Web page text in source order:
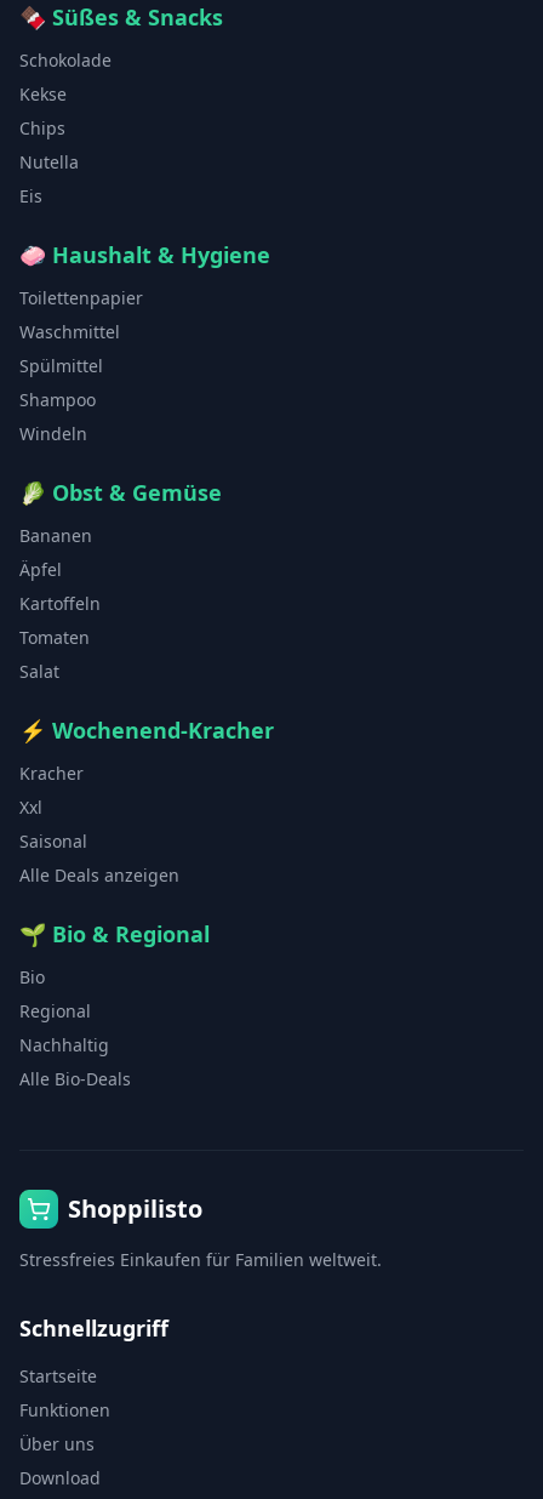
🍫 Süßes & Snacks
Schokolade
Kekse
Chips
Nutella
Eis
🧼 Haushalt & Hygiene
Toilettenpapier
Waschmittel
Spülmittel
Shampoo
Windeln
🥬 Obst & Gemüse
Bananen
Äpfel
Kartoffeln
Tomaten
Salat
⚡ Wochenend-Kracher
Kracher
Xxl
Saisonal
Alle Deals anzeigen
🌱 Bio & Regional
Bio
Regional
Nachhaltig
Alle Bio-Deals
Shoppilisto
Stressfreies Einkaufen für Familien weltweit.
Schnellzugriff
Startseite
Funktionen
Über uns
Download